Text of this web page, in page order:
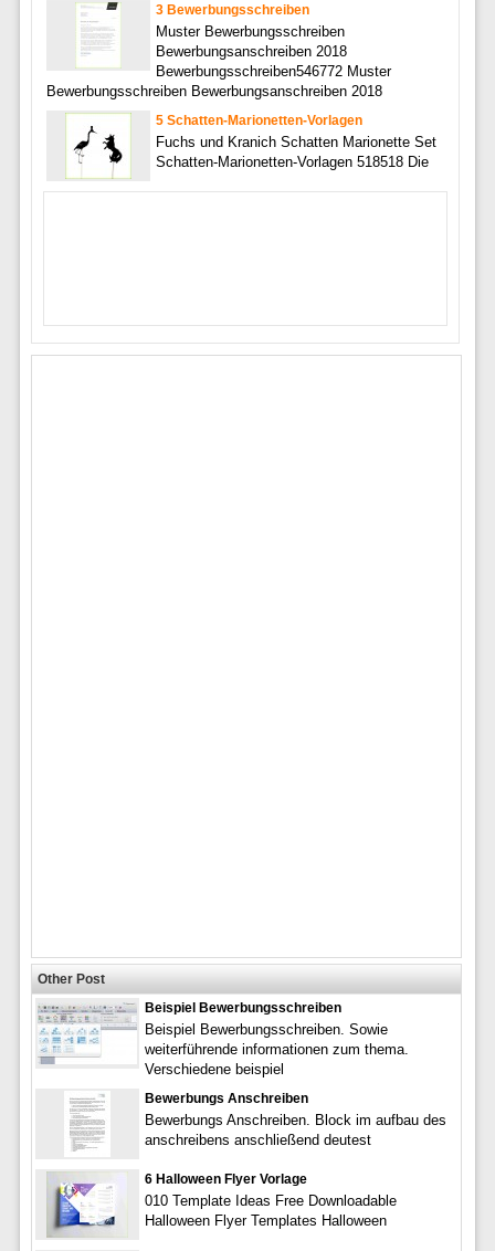
3 Bewerbungsschreiben
Muster Bewerbungsschreiben
Bewerbungsanschreiben 2018
Bewerbungsschreiben546772 Muster
Bewerbungsschreiben Bewerbungsanschreiben 2018
5 Schatten-Marionetten-Vorlagen
Fuchs und Kranich Schatten Marionette Set
Schatten-Marionetten-Vorlagen 518518 Die
Other Post
Beispiel Bewerbungsschreiben
Beispiel Bewerbungsschreiben. Sowie
weiterführende informationen zum thema.
Verschiedene beispiel
Bewerbungs Anschreiben
Bewerbungs Anschreiben. Block im aufbau des
anschreibens anschließend deutest
6 Halloween Flyer Vorlage
010 Template Ideas Free Downloadable
Halloween Flyer Templates Halloween